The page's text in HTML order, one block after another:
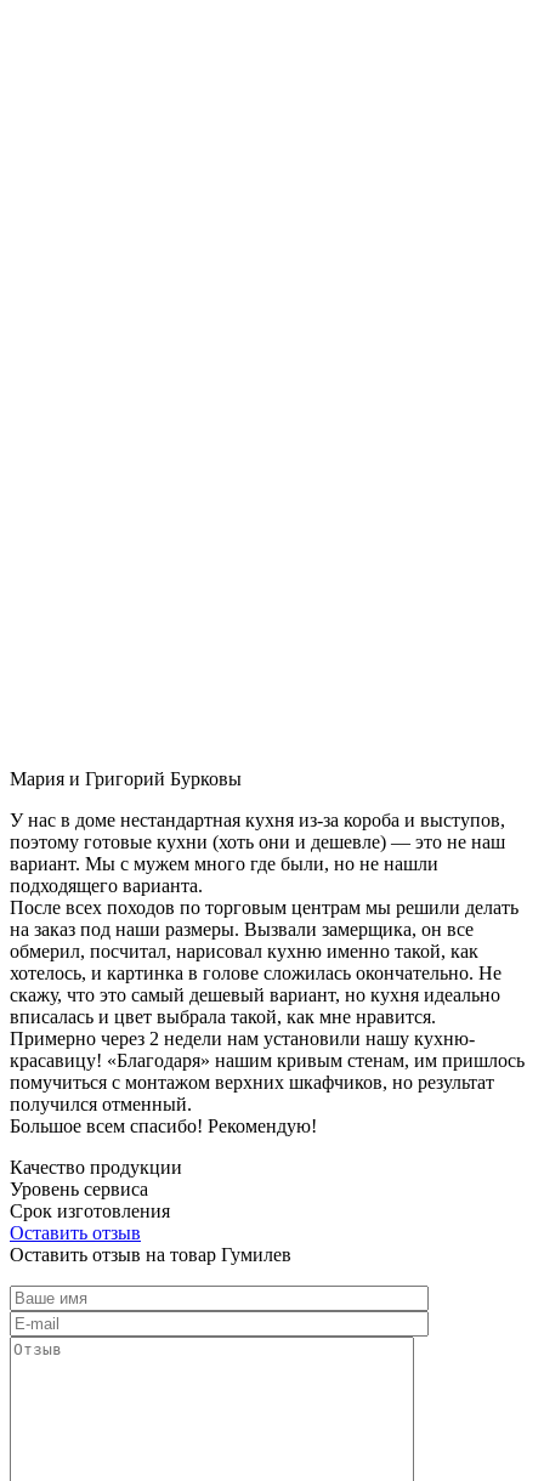
Мария и Григорий Бурковы
У нас в доме нестандартная кухня из-за короба и выступов,
поэтому готовые кухни (хоть они и дешевле) — это не наш
вариант. Мы с мужем много где были, но не нашли
подходящего варианта.
После всех походов по торговым центрам мы решили делать
на заказ под наши размеры. Вызвали замерщика, он все
обмерил, посчитал, нарисовал кухню именно такой, как
хотелось, и картинка в голове сложилась окончательно. Не
скажу, что это самый дешевый вариант, но кухня идеально
вписалась и цвет выбрала такой, как мне нравится.
Примерно через 2 недели нам установили нашу кухню-
красавицу! «Благодаря» нашим кривым стенам, им пришлось
помучиться с монтажом верхних шкафчиков, но результат
получился отменный.
Большое всем спасибо! Рекомендую!
Качество продукции
Уровень сервиса
Срок изготовления
Оставить отзыв
Оставить отзыв на товар Гумилев